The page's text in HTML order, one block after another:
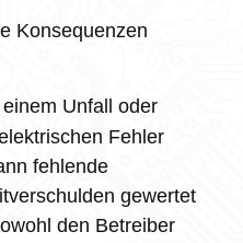
Konsequenzen
Unfall oder
Fehler
fehlende
gewertet
den Betreiber